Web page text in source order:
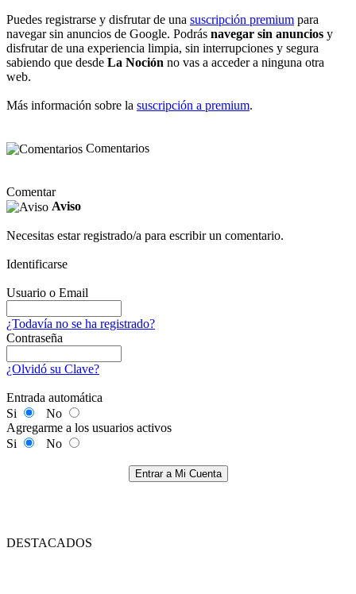
Puedes registrarse y disfrutar de una suscripción premium para
navegar sin anuncios de Google. Podrás navegar sin anuncios y
disfrutar de una experiencia limpia, sin interrupciones y segura
sabiendo que desde La Noción no vas a acceder a ninguna otra
web.
Más información sobre la suscripción a premium.
Comentarios
Comentar
Aviso
Necesitas estar registrado/a para escribir un comentario.
Identificarse
Usuario o Email
¿Todavía no se ha registrado?
Contraseña
¿Olvidó su Clave?
Entrada automática
Si
No
Agregarme a los usuarios activos
Si
No
Entrar a Mi Cuenta
DESTACADOS